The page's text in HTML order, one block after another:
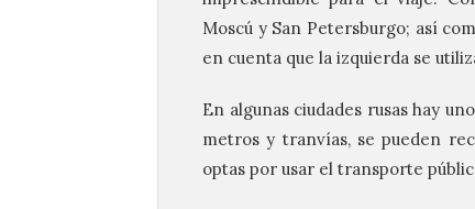
Moscú y San Petersburgo; así
en cuenta que la izquierda se
En algunas ciudades rusas hay
metros y tranvías, se pueden
optas por usar el transporte